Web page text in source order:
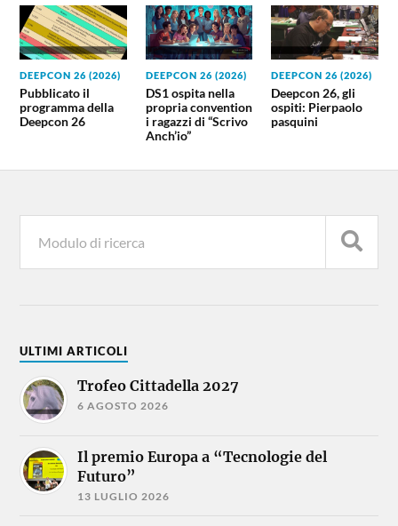
DEEPCON 26 (2026)
Pubblicato il
programma della
Deepcon 26
DEEPCON 26 (2026)
DS1 ospita nella
propria convention
i ragazzi di “Scrivo
Anch’io”
DEEPCON 26 (2026)
Deepcon 26, gli
ospiti: Pierpaolo
pasquini
ULTIMI ARTICOLI
Trofeo Cittadella 2027
6 AGOSTO 2026
Il premio Europa a “Tecnologie del
Futuro”
13 LUGLIO 2026